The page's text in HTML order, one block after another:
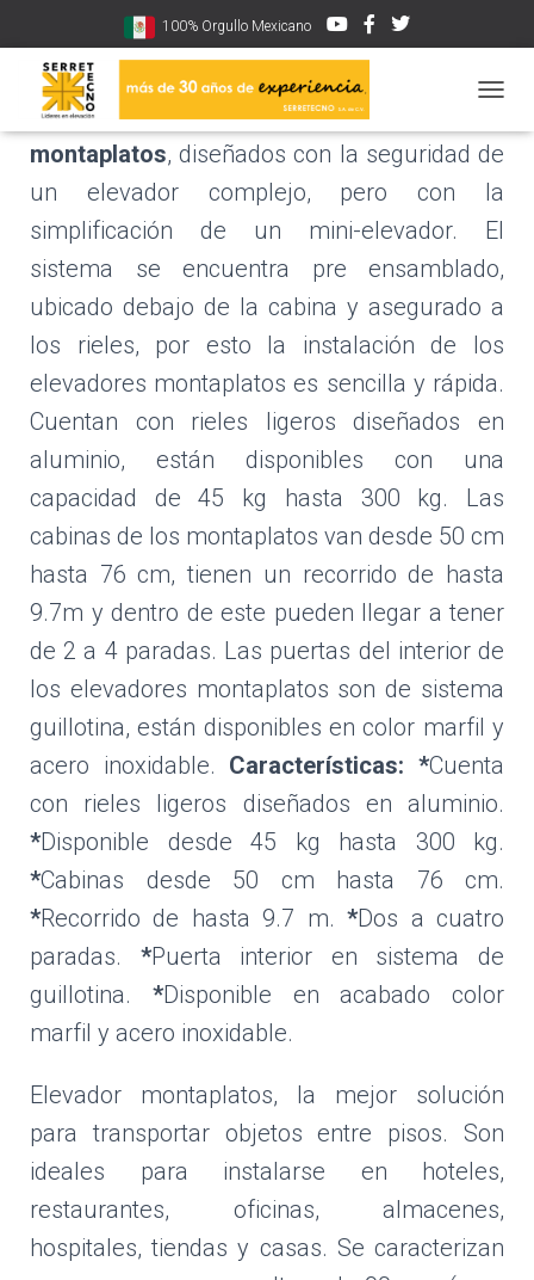
100% Orgullo Mexicano
En Serretecno contamos con
montaplatos, diseñados con la seguridad de
un elevador complejo, pero con la
simplificación de un mini-elevador. El
sistema se encuentra pre ensamblado,
ubicado debajo de la cabina y asegurado a
los rieles, por esto la instalación de los
elevadores montaplatos es sencilla y rápida.
Cuentan con rieles ligeros diseñados en
aluminio, están disponibles con una
capacidad de 45 kg hasta 300 kg. Las
cabinas de los montaplatos van desde 50 cm
hasta 76 cm, tienen un recorrido de hasta
9.7m y dentro de este pueden llegar a tener
de 2 a 4 paradas. Las puertas del interior de
los elevadores montaplatos son de sistema
guillotina, están disponibles en color marfil y
acero inoxidable. Características: *Cuenta
con rieles ligeros diseñados en aluminio.
*Disponible desde 45 kg hasta 300 kg.
*Cabinas desde 50 cm hasta 76 cm.
*Recorrido de hasta 9.7 m.*Dos a cuatro
paradas. *Puerta interior en sistema de
guillotina. *Disponible en acabado color
marfil y acero inoxidable.
Elevador montaplatos, la mejor solución
para transportar objetos entre pisos. Son
ideales para instalarse en hoteles,
restaurantes, oficinas, almacenes,
hospitales, tiendas y casas. Se caracterizan